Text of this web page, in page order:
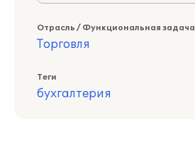
Отрасль / Функциональная задача
Торговля
Теги
бухгалтерия